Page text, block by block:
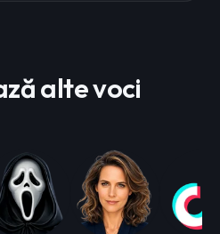
alte voci